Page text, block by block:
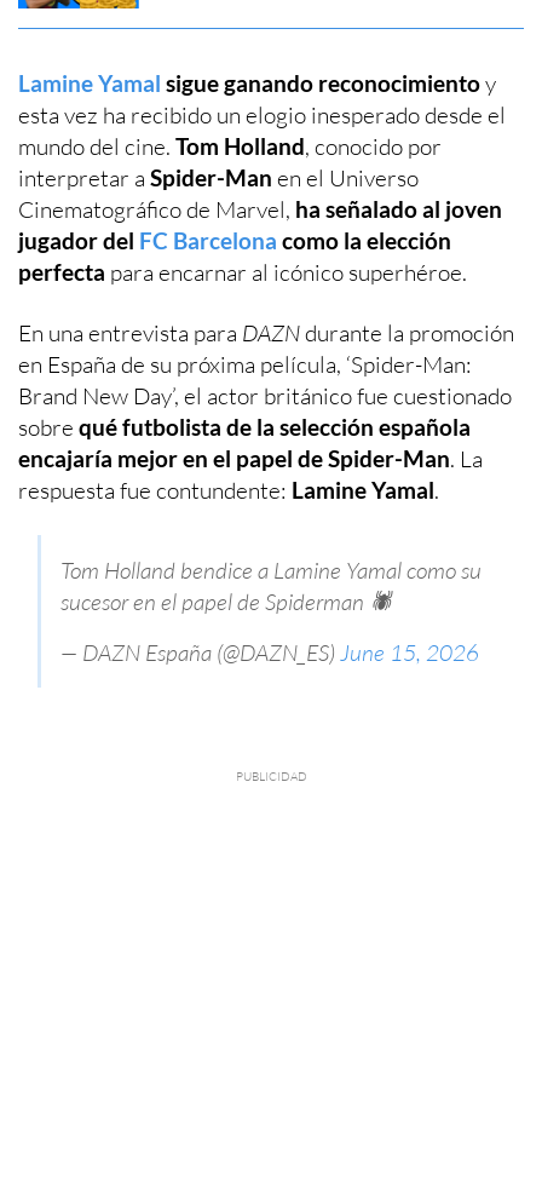
Lamine Yamal sigue ganando reconocimientoy
esta vez ha recibido un elogio inesperado desde el
mundo del cine. Tom Holland, conocido por
interpretar a Spider-Man en el Universo
Cinematográfico de Marvel, ha señalado al joven
jugador del FC Barcelona como la elección
perfecta para encarnar al icónico superhéroe.
En una entrevista para DAZNdurante la promoción
en España de su próxima película, ‘Spider-Man:
Brand New Day’, el actor británico fue cuestionado
sobre qué futbolista de la selección española
encajaría mejor en el papel de Spider-Man. La
respuesta fue contundente: Lamine Yamal.
Tom Holland bendice a Lamine Yamal como su
sucesor en el papel de Spiderman 🕷️
— DAZN España (@DAZN_ES) June 15, 2026